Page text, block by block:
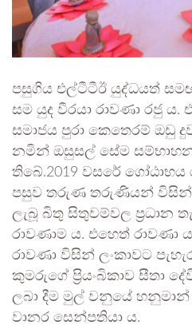
පසුගිය එල්ටීටීඊ යුද්ධයත්
සම යුද වීරයා රාවණා රජු
සමාජය පුරා කෙතෙරම් ඔඩු
නමින් ඔසුසල් සේම
තිබේ.2019 වසරේ
පසුව තරුණ තරුණියන් විසින්
ලැබූ බිතු සිතුවම්වල ප්‍රධාන
රාවණාම ය. එහෙත් රාවණා
රාවණා විසින් ලංකාවට
කුමරුගේ ප්‍රියංබිකාව සීතා
ලබා දීම මුල් වනුයේ
වානර සෙන්පතියා ය.